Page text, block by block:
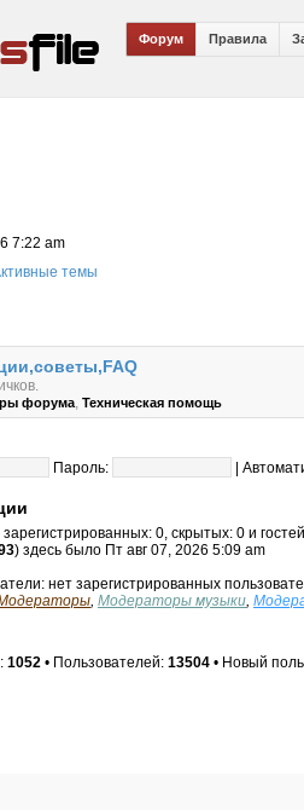
Форум Правила
7:22 am
темы
форума, Техническая помощь
Пароль:
зарегистрированных: 0, скрытых: 0 и
) здесь было Пт авг 07, 2026 5:09 am
нет зарегистрированных
, Модераторы музыки,
1052 • Пользователей: 13504 • Новый